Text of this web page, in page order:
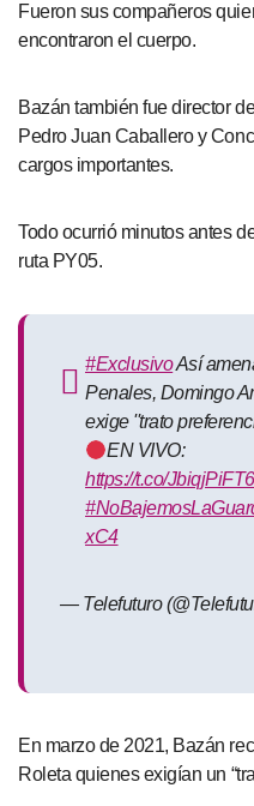
Fueron sus compañeros
encontraron el cuerpo.
Bazán también fue director
Pedro Juan Caballero y
cargos importantes.
Todo ocurrió minutos antes
ruta PY05.
#ExclusivoAsí
Penales, Domingo
exige ''trato
EN VIVO:
https://t.co/JbiqjPiFT6
xC4
— Telefuturo
En marzo de 2021, Bazán
Roleta quienes exigían un